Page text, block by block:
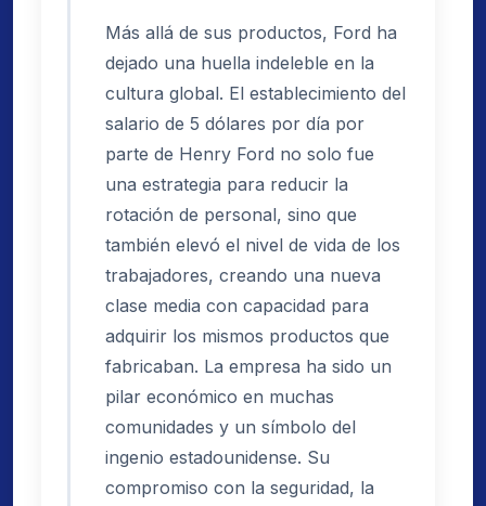
Más allá de sus productos, Ford ha
dejado una huella indeleble en la
cultura global. El establecimiento del
salario de 5 dólares por día por
parte de Henry Ford no solo fue
una estrategia para reducir la
rotación de personal, sino que
también elevó el nivel de vida de los
trabajadores, creando una nueva
clase media con capacidad para
adquirir los mismos productos que
fabricaban. La empresa ha sido un
pilar económico en muchas
comunidades y un símbolo del
ingenio estadounidense. Su
compromiso con la seguridad, la